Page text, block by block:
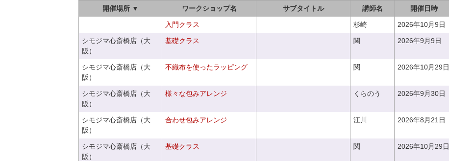
開催場所 ▼ ワークショップ名 サブタイトル 講師名 開催日時
入門クラス 杉崎 2026年10月9日
シモジマ心斎橋店（大
阪）
基礎クラス 関 2026年9月9日
シモジマ心斎橋店（大
阪）
不織布を使ったラッピング 関 2026年10月29日
シモジマ心斎橋店（大
阪）
様々な包みアレンジ くらのう 2026年9月30日
シモジマ心斎橋店（大
阪）
合わせ包みアレンジ 江川 2026年8月21日
シモジマ心斎橋店（大
阪）
基礎クラス 関 2026年10月29日